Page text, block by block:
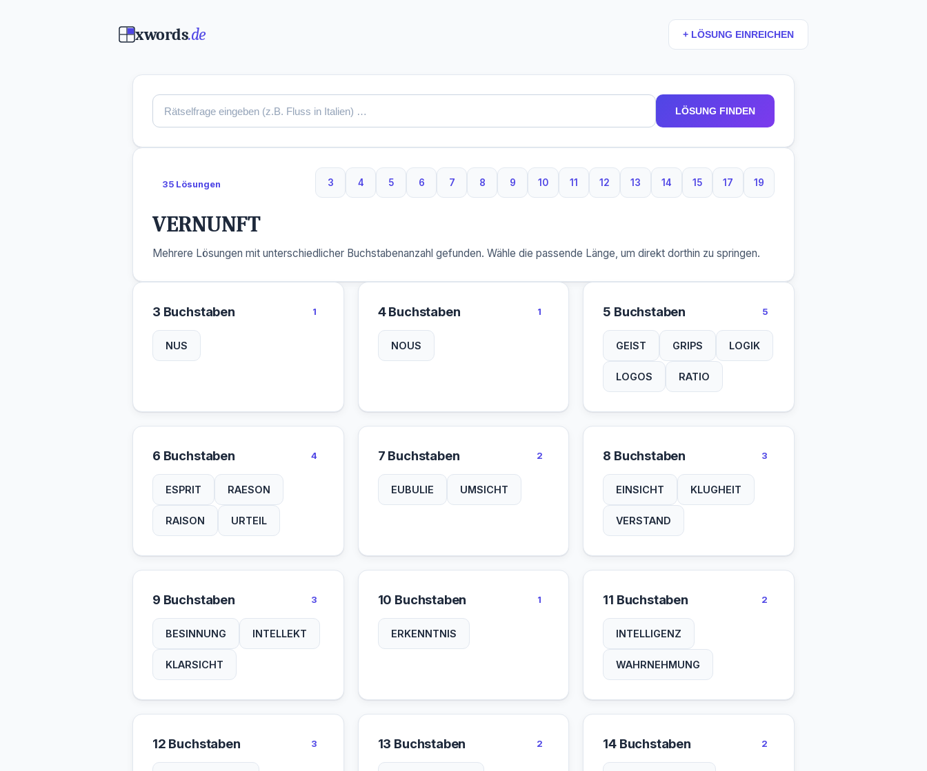
xwords.de + LÖSUNG EINREICHEN
LÖSUNG FINDEN
35 Lösungen 3
3 Buchstaben
4
4 Buchstaben
5
5 Buchstaben
6
6 Buchstaben
7
7 Buchstaben
8
8 Buchstaben
9
9 Buchstaben
10
10 Buchstaben
11
11 Buchstaben
12
12 Buchstaben
13
13 Buchstaben
14
14 Buchstaben
15
15 Buchstaben
17
17 Buchstaben
19
19 Buchstaben
VERNUNFT
Mehrere Lösungen mit unterschiedlicher Buchstabenanzahl gefunden. Wähle die passende Länge, um direkt dorthin zu springen.
3 Buchstaben 1
NUS
4 Buchstaben 1
NOUS
5 Buchstaben 5
GEIST GRIPS LOGIK
LOGOS RATIO
6 Buchstaben 4
ESPRIT RAESON
RAISON URTEIL
7 Buchstaben 2
EUBULIE UMSICHT
8 Buchstaben 3
EINSICHT KLUGHEIT
VERSTAND
9 Buchstaben 3
BESINNUNG INTELLEKT
KLARSICHT
10 Buchstaben 1
ERKENNTNIS
11 Buchstaben 2
INTELLIGENZ
WAHRNEHMUNG
12 Buchstaben 3 13 Buchstaben 2 14 Buchstaben 2